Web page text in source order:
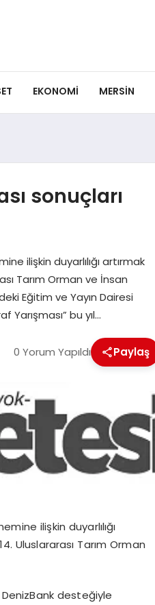
EKONOMI MERSIN
sonuçları
ilişkin duyarlılığı artırmak
Tarım Orman ve İnsan
Eğitim ve Yayın Dairesi
Yarışması” bu yıl…
0 Yorum Yapıldı Paylaş
ilişkin duyarlılığı
Uluslararası Tarım Orman
DenizBank desteğiyle